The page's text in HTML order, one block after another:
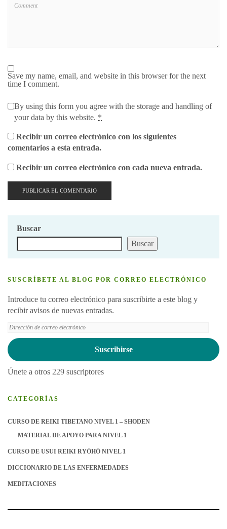
Save my name, email, and website in this browser for the next
time I comment.
By using this form you agree with the storage and handling of
your data by this website. *
Recibir un correo electrónico con los siguientes
comentarios a esta entrada.
Recibir un correo electrónico con cada nueva entrada.
Buscar
Buscar
SUSCRÍBETE AL BLOG POR CORREO ELECTRÓNICO
Introduce tu correo electrónico para suscribirte a este blog y
recibir avisos de nuevas entradas.
Dirección
de
correo
electrónico
Suscribirse
Únete a otros 229 suscriptores
CATEGORÍAS
CURSO DE REIKI TIBETANO NIVEL 1 – SHODEN
MATERIAL DE APOYO PARA NIVEL 1
CURSO DE USUI REIKI RYŌHŌ NIVEL 1
DICCIONARIO DE LAS ENFERMEDADES
MEDITACIONES